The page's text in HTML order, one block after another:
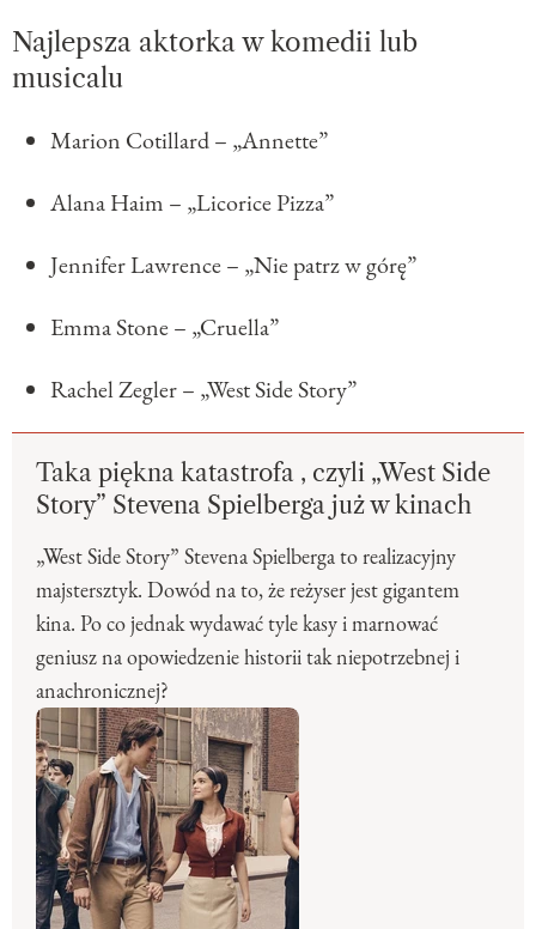
Najlepsza aktorka w komedii lub
musicalu
Marion Cotillard – „Annette”
Alana Haim – „Licorice Pizza”
Jennifer Lawrence – „Nie patrz w górę”
Emma Stone – „Cruella”
Rachel Zegler – „West Side Story”
Taka piękna katastrofa , czyli „West Side
Story” Stevena Spielberga już w kinach
„West Side Story” Stevena Spielberga to realizacyjny
majstersztyk. Dowód na to, że reżyser jest gigantem
kina. Po co jednak wydawać tyle kasy i marnować
geniusz na opowiedzenie historii tak niepotrzebnej i
anachronicznej?